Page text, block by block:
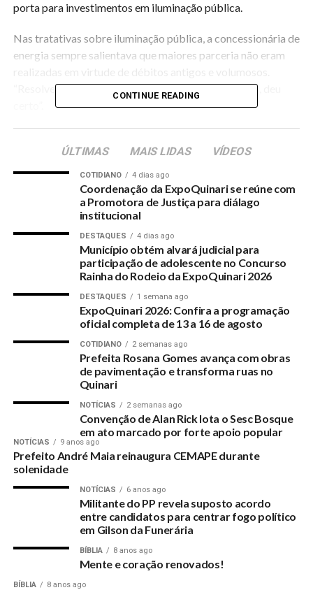
porta para investimentos em iluminação pública.
Nas tratativas sobre iluminação pública, a concessionária de
energia sempre salientava que maiores parceria não eram
“Resolvemos quitar as dívidas e pedir investimentos, deu
adquiridas através do seu projeto de gestão, tendo realizado
a entrega para o Secretário de Obras, cabendo a Prefeitura
proceder às melhorias.
RELATED TOPICS:
PROJETO-DE-ILUMINACAO-EFICIENTE-INICIADO-POR-GILSON-
DA-FUNERARIA-RECEBE-PRIMEIRAS-LUMINARIAS
Saúde Itinerante realizado em Capixaba foi um
Em nota PSD pede saída do Prefeito André Maia dos
quadros partidários
CONTINUE READING
ÚLTIMAS MAIS LIDAS VÍDEOS
COTIDIANO 4 dias ago
Coordenação da ExpoQuinari se reúne com
a Promotora de Justiça para diálago
institucional
DESTAQUES 4 dias ago
Município obtém alvará judicial para
participação de adolescente no Concurso
Rainha do Rodeio da ExpoQuinari 2026
DESTAQUES 1 semana ago
ExpoQuinari 2026: Confira a programação
oficial completa de 13 a 16 de agosto
COTIDIANO 2 semanas ago
Prefeita Rosana Gomes avança com obras
de pavimentação e transforma ruas no
Quinari
NOTÍCIAS 2 semanas ago
Convenção de Alan Rick lota o Sesc Bosque
em ato marcado por forte apoio popular
NOTÍCIAS 9 anos ago
Prefeito André Maia reinaugura CEMAPE durante
solenidade
NOTÍCIAS 6 anos ago
Militante do PP revela suposto acordo
entre candidatos para centrar fogo político
em Gilson da Funerária
BÍBLIA 8 anos ago
Mente e coração renovados!
BÍBLIA 8 anos ago